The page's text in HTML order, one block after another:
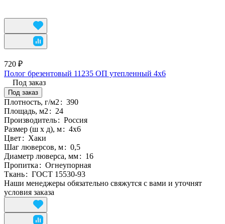
720 ₽
Полог брезентовый 11235 ОП утепленный 4х6
Под заказ
Под заказ
Плотность, г/м2: 390
Площадь, м2: 24
Производитель: Россия
Размер (ш х д), м: 4х6
Цвет: Хаки
Шаг люверсов, м: 0,5
Диаметр люверса, мм: 16
Пропитка: Огнеупорная
Ткань: ГОСТ 15530-93
Наши менеджеры обязательно свяжутся с вами и уточнят
условия заказа